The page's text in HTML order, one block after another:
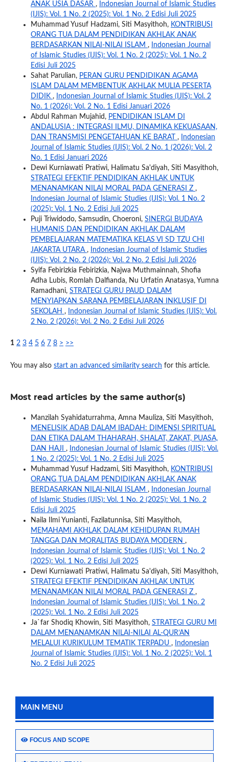
ANAK USIA DASAR ,
Indonesian Journal of Islamic Studies
(IJIS): Vol. 1 No. 2 (2025): Vol. 1 No. 2 Edisi Juli 2025
Muhammad Yusuf Hadzami, Siti Masyithoh, KONTRIBUSI
ORANG TUA DALAM PENDIDIKAN AKHLAK ANAK
BERDASARKAN NILAI-NILAI ISLAM ,
Indonesian Journal
of Islamic Studies (IJIS): Vol. 1 No. 2 (2025): Vol. 1 No. 2
Edisi Juli 2025
Sahat Parulian, PERAN GURU PENDIDIKAN AGAMA
ISLAM DALAM MEMBENTUK AKHLAK MULIA PESERTA
DIDIK ,
Indonesian Journal of Islamic Studies (IJIS): Vol. 2
No. 1 (2026): Vol. 2 No. 1 Edisi Januari 2026
Abdul Rahman Mujahid, PENDIDIKAN ISLAM DI
ANDALUSIA : INTEGRASI ILMU, DINAMIKA KEKUASAAN,
DAN TRANSMISI PENGETAHUAN KE BARAT ,
Indonesian
Journal of Islamic Studies (IJIS): Vol. 2 No. 1 (2026): Vol. 2
No. 1 Edisi Januari 2026
Dewi Kurniawati Pratiwi, Halimatu Sa'diyah, Siti Masyithoh,
STRATEGI EFEKTIF PENDIDIKAN AKHLAK UNTUK
MENANAMKAN NILAI MORAL PADA GENERASI Z ,
Indonesian Journal of Islamic Studies (IJIS): Vol. 1 No. 2
(2025): Vol. 1 No. 2 Edisi Juli 2025
Puji Triwidodo, Samsudin, Choeroni, SINERGI BUDAYA
HUMANIS DAN PENDIDIKAN AKHLAK DALAM
PEMBELAJARAN MATEMATIKA KELAS VI SD TZU CHI
JAKARTA UTARA ,
Indonesian Journal of Islamic Studies
(IJIS): Vol. 2 No. 2 (2026): Vol. 2 No. 2 Edisi Juli 2026
Syifa Febirizkia Febirizkia, Najwa Muthmainnah, Shofia
Adha Lubis, Romlah Dalfianda, Nu Urfatin Anatasya, Yumna
Ramadhani, STRATEGI GURU PAUD DALAM
MENYIAPKAN SARANA PEMBELAJARAN INKLUSIF DI
SEKOLAH ,
Indonesian Journal of Islamic Studies (IJIS): Vol.
2 No. 2 (2026): Vol. 2 No. 2 Edisi Juli 2026
1 2 3 4 5 6 7 8 > >>
You may also start an advanced similarity search for this article.
Most read articles by the same author(s)
Manzilah Syahidaturrahma, Amna Mauliza, Siti Masyithoh,
MENELISIK ADAB DALAM IBADAH: DIMENSI SPIRITUAL
DAN ETIKA DALAM THAHARAH, SHALAT, ZAKAT, PUASA,
DAN HAJI ,
Indonesian Journal of Islamic Studies (IJIS): Vol.
1 No. 2 (2025): Vol. 1 No. 2 Edisi Juli 2025
Muhammad Yusuf Hadzami, Siti Masyithoh, KONTRIBUSI
ORANG TUA DALAM PENDIDIKAN AKHLAK ANAK
BERDASARKAN NILAI-NILAI ISLAM ,
Indonesian Journal
of Islamic Studies (IJIS): Vol. 1 No. 2 (2025): Vol. 1 No. 2
Edisi Juli 2025
Naila Ilmi Yunianti, Fazilatunnisa, Siti Masyithoh,
MEMAHAMI AKHLAK DALAM KEHIDUPAN RUMAH
TANGGA DAN MORALITAS BUDAYA MODERN ,
Indonesian Journal of Islamic Studies (IJIS): Vol. 1 No. 2
(2025): Vol. 1 No. 2 Edisi Juli 2025
Dewi Kurniawati Pratiwi, Halimatu Sa'diyah, Siti Masyithoh,
STRATEGI EFEKTIF PENDIDIKAN AKHLAK UNTUK
MENANAMKAN NILAI MORAL PADA GENERASI Z ,
Indonesian Journal of Islamic Studies (IJIS): Vol. 1 No. 2
(2025): Vol. 1 No. 2 Edisi Juli 2025
Ja`far Shodiq Khowin, Siti Masyithoh, STRATEGI GURU MI
DALAM MENANAMKAN NILAI-NILAI AL-QUR’AN
MELALUI KURIKULUM TEMATIK TERPADU ,
Indonesian
Journal of Islamic Studies (IJIS): Vol. 1 No. 2 (2025): Vol. 1
No. 2 Edisi Juli 2025
MAIN MENU
FOCUS AND SCOPE